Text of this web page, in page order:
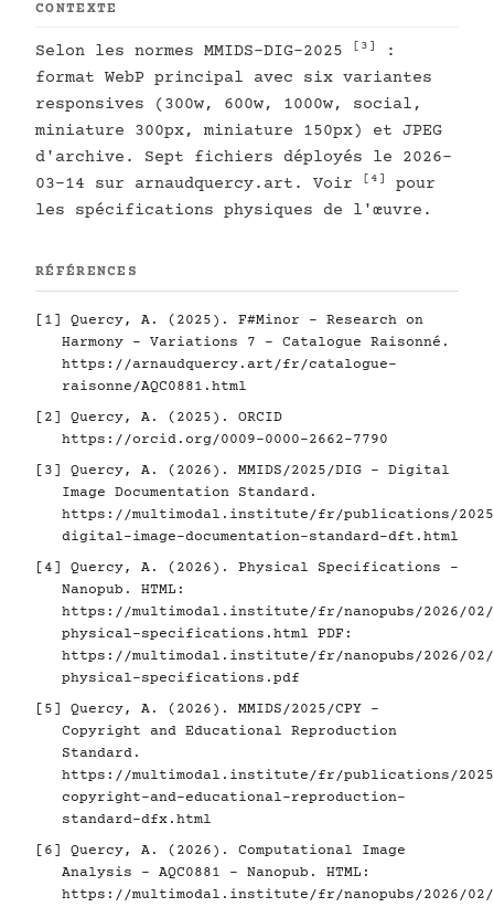
CONTEXTE
Selon les normes MMIDS-DIG-2025 [3]
:
format WebP principal avec six variantes
responsives (300w, 600w, 1000w, social,
miniature 300px, miniature 150px) et JPEG
d'archive. Sept fichiers déployés le 2026-
03-14 sur arnaudquercy.art. Voir
[4]
pour
les spécifications physiques de l'œuvre.
RÉFÉRENCES
[1]
Quercy, A. (2025). F#Minor - Research on
Harmony - Variations 7 - Catalogue Raisonné.
https://arnaudquercy.art/fr/catalogue-
raisonne/AQC0881.html
[2]
Quercy, A. (2025). ORCID
https://orcid.org/0009-0000-2662-7790
[3]
Quercy, A. (2026). MMIDS/2025/DIG - Digital
Image Documentation Standard.
https://multimodal.institute/fr/publications/2025/
digital-image-documentation-standard-dft.html
[4]
Quercy, A. (2026). Physical Specifications -
Nanopub. HTML:
https://multimodal.institute/fr/nanopubs/2026/02/
physical-specifications.html PDF:
https://multimodal.institute/fr/nanopubs/2026/02/
physical-specifications.pdf
[5]
Quercy, A. (2026). MMIDS/2025/CPY -
Copyright and Educational Reproduction
Standard.
https://multimodal.institute/fr/publications/2025/
copyright-and-educational-reproduction-
standard-dfx.html
[6]
Quercy, A. (2026). Computational Image
Analysis - AQC0881 - Nanopub. HTML:
https://multimodal.institute/fr/nanopubs/2026/02/